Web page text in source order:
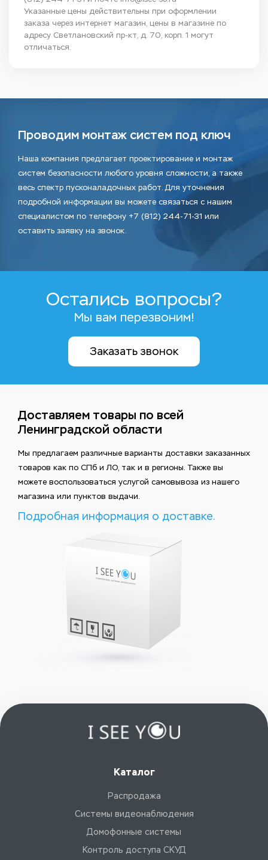
Указанные цены действительны при оформлении
заказа через интернет магазин, цены в магазине по
адресу Светлановский пр-кт, д. 70, корп. 1 могут
отличаться.
Проводим монтаж систем под ключ
Наша компания предлагает проектирование и монтаж
систем безопасности любого уровня сложности, а также
весь спектр пусконаладочных работ. Для уточнения
подробной информации вы можете связаться с нашим
специалистом по телефону +7 (812) 244-71-31 или
оставить заявку на звонок.
Остались вопросы?
Мы вам перезвоним!
Заказать звонок
Доставляем товары по всей
Ленинградской области
Мы предлагаем различные варианты доставки заказанных
товаров как по СПб и ЛО, так и в регионы. Также вы
можете воспользоваться услугой самовывоза из нашего
магазина или пунктов выдачи.
Подробная информация о доставке.
Каталог
Распродажа
Системы видеонаблюдения
Домофонные системы
Контроль доступа СКУД